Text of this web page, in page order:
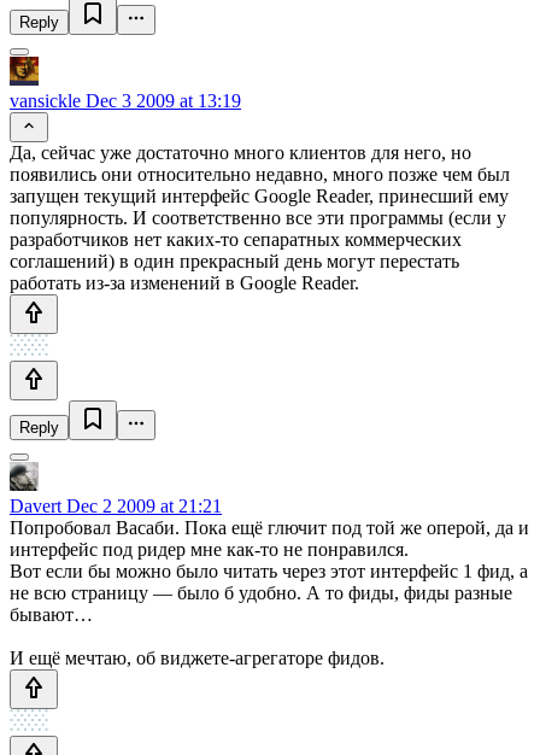
Reply
vansickle Dec 3 2009 at 13:19
Да, сейчас уже достаточно много клиентов для него, но
появились они относительно недавно, много позже чем был
запущен текущий интерфейс Google Reader, принесший ему
популярность. И соответственно все эти программы (если у
разработчиков нет каких-то сепаратных коммерческих
соглашений) в один прекрасный день могут перестать
работать из-за изменений в Google Reader.
Reply
Davert Dec 2 2009 at 21:21
Попробовал Васаби. Пока ещё глючит под той же оперой, да и
интерфейс под ридер мне как-то не понравился.
Вот если бы можно было читать через этот интерфейс 1 фид, а
не всю страницу — было б удобно. А то фиды, фиды разные
бывают…
И ещё мечтаю, об виджете-агрегаторе фидов.